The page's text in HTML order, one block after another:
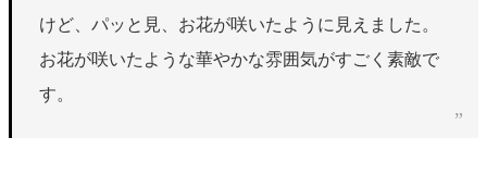
けど、パッと見、お花が咲いたように見えました。
お花が咲いたような華やかな雰囲気がすごく素敵で
す。